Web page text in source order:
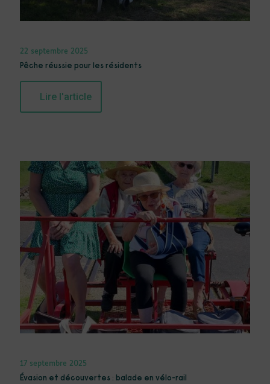
22 septembre 2025
Pêche réussie pour les résidents
Lire l'article
17 septembre 2025
Évasion et découvertes : balade en vélo-rail